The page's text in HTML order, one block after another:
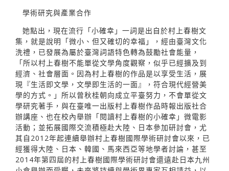
學術研究與產業合作
她點出，現在流行「小確幸」一詞是出自於村上春樹文
集，就是說明「微小、但又確切的幸福」，經由臺灣文化
洗禮，已發展為屬於臺灣詞語特色轉為鼓勵社會能量，
「所以村上春樹不能單從文學角度觀察，似乎已經擴及到
經濟、社會層面。因為村上春樹的作品是以享受生活，展
現『生活即文學，文學即生活的一面』，符合現代經營美
學的方式。」所以曾秋桂朝向成立平臺努力，不會單從文
學研究著手，與在臺唯一出版村上春樹作品時報出版社合
辦講座、也在校內舉辦「閱讀村上春樹的小確幸」微電影
活動；並拓展國際交流積極赴大陸、日本參加研討會，尤
其自2012年起連續舉辦村上春樹國際學術研討會以來，已
經獲得大陸、日本、韓國、馬來西亞等地學者討論，甚至
2014年第四屆的村上春樹國際學術研討會還遠赴日本九州